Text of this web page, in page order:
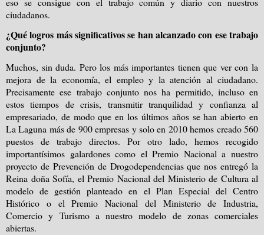
ciudadanos.
¿Qué logros más significativos se han alcanzado con ese trabajo
conjunto?
Muchos, sin duda. Pero los más importantes tienen que ver con la
mejora de la economía, el empleo y la atención al ciudadano.
Precisamente ese trabajo conjunto nos ha permitido, incluso en
estos tiempos de crisis, transmitir tranquilidad y confianza al
empresariado, de modo que en los últimos años se han abierto en
La Laguna más de 900 empresas y solo en 2010 hemos creado 560
puestos de trabajo directos. Por otro lado, hemos recogido
importantísimos galardones como el Premio Nacional a nuestro
proyecto de Prevención de Drogodependencias que nos entregó la
Reina doña Sofía, el Premio Nacional del Ministerio de Cultura al
modelo de gestión planteado en el Plan Especial del Centro
Histórico o el Premio Nacional del Ministerio de Industria,
Comercio y Turismo a nuestro modelo de zonas comerciales
abiertas.